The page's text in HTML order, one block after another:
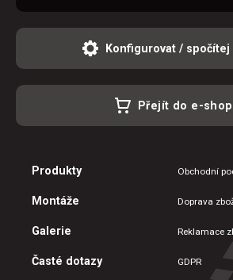
Konfigurovat / spočítej
Přejít do e-
Produkty
Montáže
Galerie
Časté dotazy
Obchodní
Doprava
Reklamace
GDPR